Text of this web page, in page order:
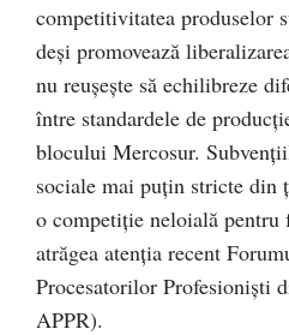
competitivitatea produselor
deși promovează
nu reușește să echilibreze
între standardele de
blocului Mercosur.
sociale mai puțin stricte din
o competiție neloială pentru
atrăgea atenția recent
Procesatorilor Profesioniști
APPR).